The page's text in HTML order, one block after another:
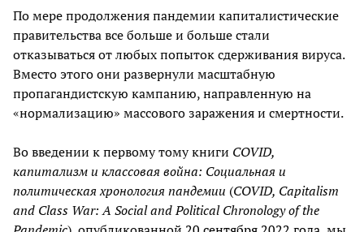
По мере продолжения пандемии капиталистические
правительства все больше и больше стали
отказываться от любых попыток сдерживания вируса.
Вместо этого они развернули масштабную
пропагандистскую кампанию, направленную на
«нормализацию» массового заражения и смертности.
Во введении к первому тому книги COVID,
капитализм и классовая война: Социальная и
политическая хронология пандемии (COVID, Capitalism
and Class War: A Social and Political Chronology of the